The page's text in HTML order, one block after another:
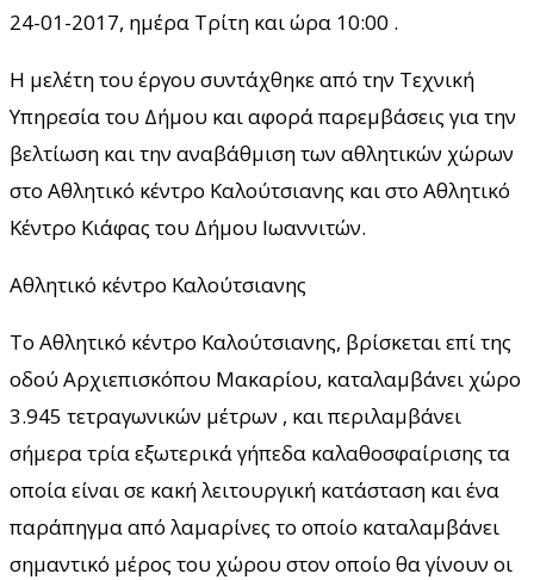
24-01-2017, ημέρα Τρίτη και ώρα 10:00 .
Η μελέτη του έργου συντάχθηκε από την Τεχνική
Υπηρεσία του Δήμου και αφορά παρεμβάσεις για την
βελτίωση και την αναβάθμιση των αθλητικών χώρων
στο Αθλητικό κέντρο Καλούτσιανης και στο Αθλητικό
Κέντρο Κιάφας του Δήμου Ιωαννιτών.
Αθλητικό κέντρο Καλούτσιανης
Το Αθλητικό κέντρο Καλούτσιανης, βρίσκεται επί της
οδού Αρχιεπισκόπου Μακαρίου, καταλαμβάνει χώρο
3.945 τετραγωνικών μέτρων , και περιλαμβάνει
σήμερα τρία εξωτερικά γήπεδα καλαθοσφαίρισης τα
οποία είναι σε κακή λειτουργική κατάσταση και ένα
παράπηγμα από λαμαρίνες το οποίο καταλαμβάνει
σημαντικό μέρος του χώρου στον οποίο θα γίνουν οι